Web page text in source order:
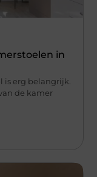
in
is erg belangrijk.
de kamer